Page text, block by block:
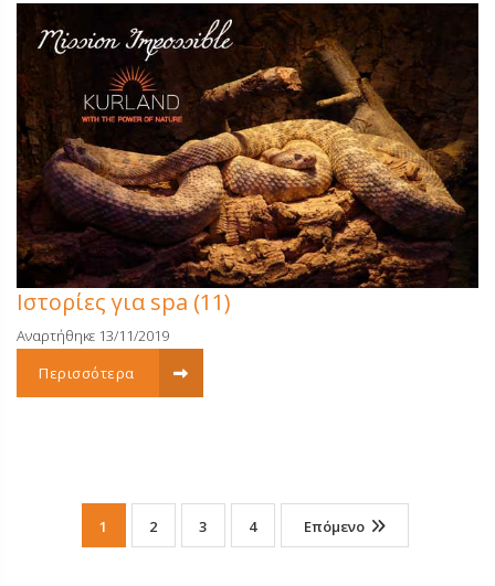
Ιστορίες για spa (11)
Αναρτήθηκε 13/11/2019
Περισσότερα
1 2 3 4 Επόμενο